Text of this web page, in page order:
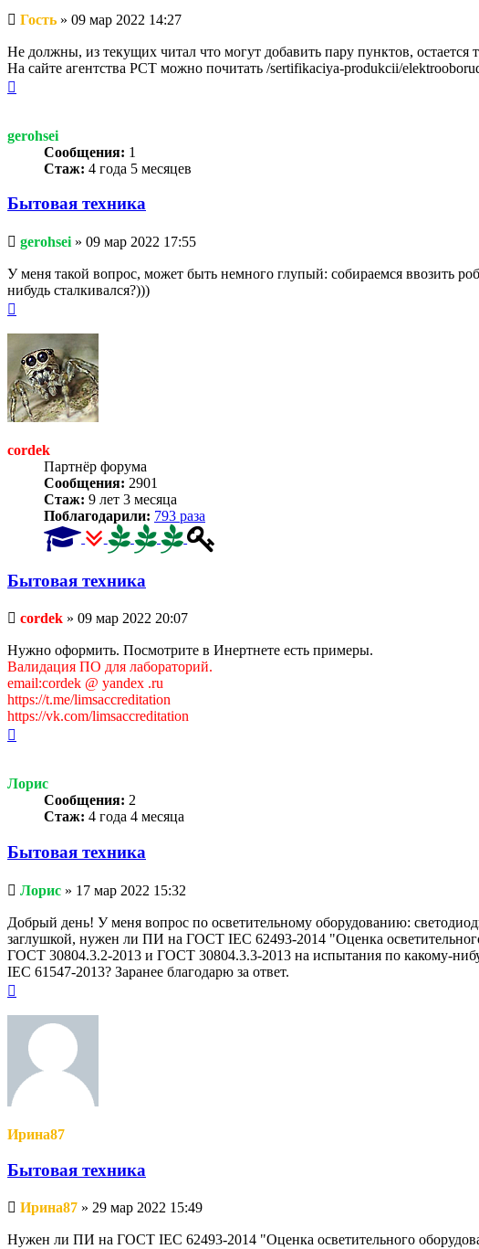
Непрочитанное
Гость » 09 мар 2022 14:27
Не должны, из текущих читал что могут добавить пару пунктов, остается
На сайте агентства РСТ можно почитать /sertifikaciya-produkcii/
gerohsei
Сообщения: 1
Стаж: 4 года 5 месяцев
Бытовая техника
Непрочитанное
сообщение
gerohsei » 09 мар 2022 17:55
У меня такой вопрос, может быть немного глупый: собираемся ввозить
нибудь сталкивался?)))
началу
cordek
Партнёр форума
Сообщения: 2901
Стаж: 9 лет 3 месяца
Поблагодарили: 793 раза
Бытовая техника
Непрочитанное
cordek » 09 мар 2022 20:07
Нужно оформить. Посмотрите в Инертнете есть примеры.
Валидация ПО для лабораторий.
email:cordek @ yandex .ru
https://t.me/limsaccreditation
https://vk.com/limsaccreditation
Лорис
Сообщения: 2
Стаж: 4 года 4 месяца
Бытовая техника
Непрочитанное
сообщение
Лорис » 17 мар 2022 15:32
Добрый день! У меня вопрос по осветительному оборудованию:
заглушкой, нужен ли ПИ на ГОСТ IEC 62493-2014 "Оценка
ГОСТ 30804.3.2-2013 и ГОСТ 30804.3.3-2013 на испытания по какому-
IEC 61547-2013? Заранее благодарю за ответ.
началу
Ирина87
Бытовая техника
Непрочитанное
сообщение
Ирина87 » 29 мар 2022 15:49
Нужен ли ПИ на ГОСТ IEC 62493-2014 "Оценка осветительного